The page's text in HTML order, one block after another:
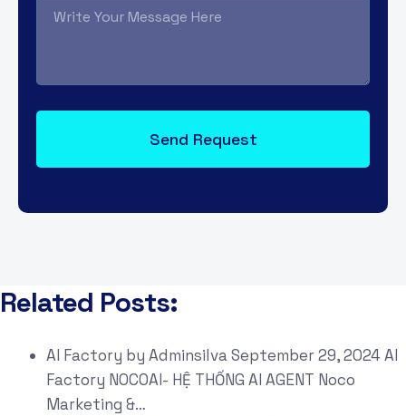
Related Posts:
AI Factory by AdminsilvaSeptember 29, 2024 AI
Factory NOCOAI- HỆ THỐNG AI AGENT Noco
Marketing &…